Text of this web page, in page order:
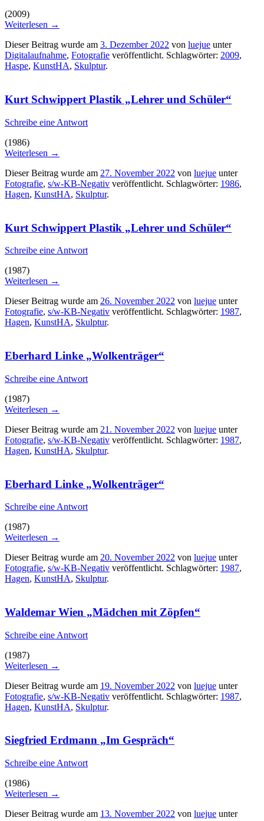
(2009)
Weiterlesen →
Dieser Beitrag wurde am 3. Dezember 2022 von luejue unter
Digitalaufnahme, Fotografie veröffentlicht. Schlagwörter: 2009,
Haspe, KunstHA, Skulptur.
Kurt Schwippert Plastik „Lehrer und Schüler“
Schreibe eine Antwort
(1986)
Weiterlesen →
Dieser Beitrag wurde am 27. November 2022 von luejue unter
Fotografie, s/w-KB-Negativ veröffentlicht. Schlagwörter: 1986,
Hagen, KunstHA, Skulptur.
Kurt Schwippert Plastik „Lehrer und Schüler“
Schreibe eine Antwort
(1987)
Weiterlesen →
Dieser Beitrag wurde am 26. November 2022 von luejue unter
Fotografie, s/w-KB-Negativ veröffentlicht. Schlagwörter: 1987,
Hagen, KunstHA, Skulptur.
Eberhard Linke „Wolkenträger“
Schreibe eine Antwort
(1987)
Weiterlesen →
Dieser Beitrag wurde am 21. November 2022 von luejue unter
Fotografie, s/w-KB-Negativ veröffentlicht. Schlagwörter: 1987,
Hagen, KunstHA, Skulptur.
Eberhard Linke „Wolkenträger“
Schreibe eine Antwort
(1987)
Weiterlesen →
Dieser Beitrag wurde am 20. November 2022 von luejue unter
Fotografie, s/w-KB-Negativ veröffentlicht. Schlagwörter: 1987,
Hagen, KunstHA, Skulptur.
Waldemar Wien „Mädchen mit Zöpfen“
Schreibe eine Antwort
(1987)
Weiterlesen →
Dieser Beitrag wurde am 19. November 2022 von luejue unter
Fotografie, s/w-KB-Negativ veröffentlicht. Schlagwörter: 1987,
Hagen, KunstHA, Skulptur.
Siegfried Erdmann „Im Gespräch“
Schreibe eine Antwort
(1986)
Weiterlesen →
Dieser Beitrag wurde am 13. November 2022 von luejue unter